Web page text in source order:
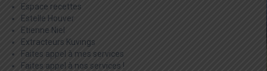
Espace recettes
Estelle Houver
Etienne Niel
Extracteurs Kuvings
Faites appel à mes services
Faites appel à nos services !